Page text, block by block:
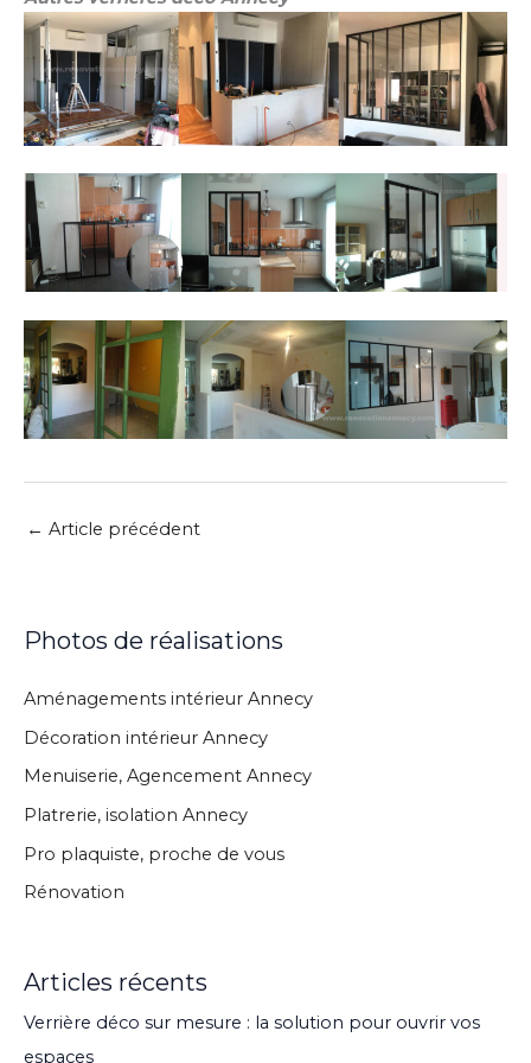
← Article précédent
Photos de réalisations
Aménagements intérieur Annecy
Décoration intérieur Annecy
Menuiserie, Agencement Annecy
Platrerie, isolation Annecy
Pro plaquiste, proche de vous
Rénovation
Articles récents
Verrière déco sur mesure : la solution pour ouvrir vos
espaces